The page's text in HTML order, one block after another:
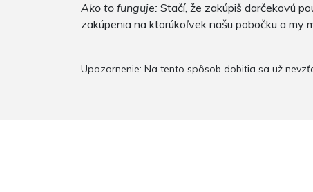
Ako to funguje: Stačí, že zakúpiš darčekovú
zakúpenia na ktorúkoľvek našu pobočku a my
Upozornenie: Na tento spôsob dobitia sa už